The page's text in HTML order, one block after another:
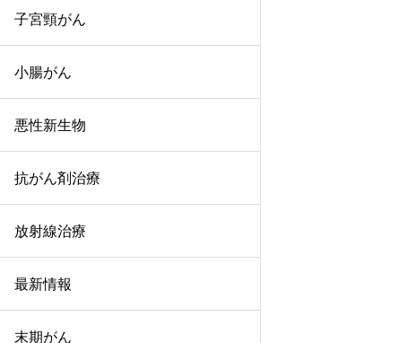
子宮頸がん
小腸がん
悪性新生物
抗がん剤治療
放射線治療
最新情報
末期がん